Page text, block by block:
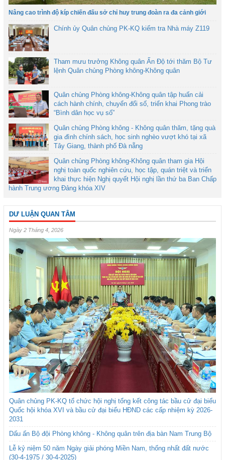
Nâng cao trình độ kíp chiến đấu sở chỉ huy trung đoàn ra đa cảnh giới
Chính ủy Quân chủng PK-KQ kiểm tra Nhà máy Z119
Tham mưu trưởng Không quân Ấn Độ tới thăm Bộ Tư
lệnh Quân chủng Phòng không-Không quân
Quân chủng Phòng không-Không quân tập huấn cải
cách hành chính, chuyển đổi số, triển khai Phong trào
“Bình dân học vụ số”
Quân chủng Phòng không - Không quân thăm, tặng quà
gia đình chính sách, học sinh nghèo vượt khó tại xã
Tây Giang, thành phố Đà nẵng
Quân chủng Phòng không-Không quân tham gia Hội
nghị toàn quốc nghiên cứu, học tập, quán triệt và triển
khai thực hiện Nghị quyết Hội nghị lần thứ ba Ban Chấp
hành Trung ương Đảng khóa XIV
DƯ LUẬN QUAN TÂM
Ngày 2 Tháng 4, 2026
Quân chủng PK-KQ tổ chức hội nghị tổng kết công tác bầu cử đại biểu
Quốc hội khóa XVI và bầu cử đại biểu HĐND các cấp nhiệm kỳ 2026-
2031
Dấu ấn Bộ đội Phòng không - Không quân trên địa bàn Nam Trung Bộ
Lễ kỷ niệm 50 năm Ngày giải phóng Miền Nam, thống nhất đất nước
(30-4-1975 / 30-4-2025)